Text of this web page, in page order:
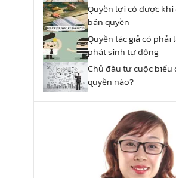
Quyền​ ​lợi​ ​có​ ​được​ ​khi​
bản​ ​quyền
Quyền tác giả có phải
phát sinh tự động
Chủ đầu tư cuộc biểu
quyền nào?